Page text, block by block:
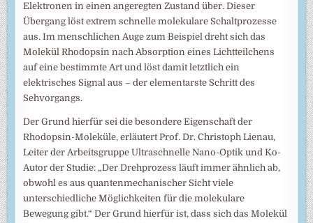
Elektronen in einen angeregten Zustand über. Dieser
Übergang löst extrem schnelle molekulare Schaltprozesse
aus. Im menschlichen Auge zum Beispiel dreht sich das
Molekül Rhodopsin nach Absorption eines Lichtteilchens
auf eine bestimmte Art und löst damit letztlich ein
elektrisches Signal aus – der elementarste Schritt des
Sehvorgangs.
Der Grund hierfür sei die besondere Eigenschaft der
Rhodopsin-Moleküle, erläutert Prof. Dr. Christoph Lienau,
Leiter der Arbeitsgruppe Ultraschnelle Nano-Optik und Ko-
Autor der Studie: „Der Drehprozess läuft immer ähnlich ab,
obwohl es aus quantenmechanischer Sicht viele
unterschiedliche Möglichkeiten für die molekulare
Bewegung gibt.“ Der Grund hierfür ist, dass sich das Molekül